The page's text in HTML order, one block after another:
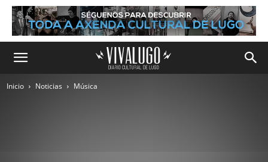
Inicio Noticias Música